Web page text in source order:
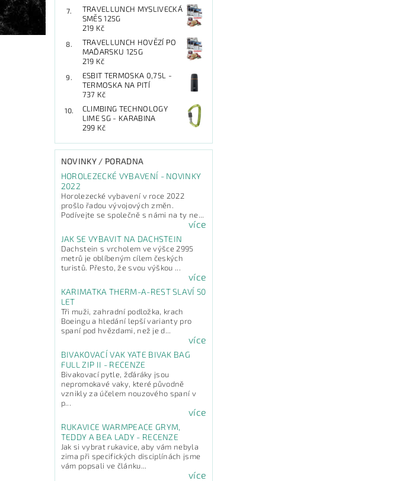
TRAVELLUNCH MYSLIVECKÁ
SMĚS 125G
219 Kč
TRAVELLUNCH HOVĚZÍ PO
MAĎARSKU 125G
219 Kč
ESBIT TERMOSKA 0,75L -
TERMOSKA NA PITÍ
737 Kč
CLIMBING TECHNOLOGY
LIME SG - KARABINA
299 Kč
NOVINKY / PORADNA
HOROLEZECKÉ VYBAVENÍ - NOVINKY
2022
Horolezecké vybavení v roce 2022
prošlo řadou vývojových změn.
Podívejte se společně s námi na ty ne...
více
JAK SE VYBAVIT NA DACHSTEIN
Dachstein s vrcholem ve výšce 2995
metrů je oblíbeným cílem českých
turistů. Přesto, že svou výškou ...
více
KARIMATKA THERM-A-REST SLAVÍ 50
LET
Tři muži, zahradní podložka, krach
Boeingu a hledání lepší varianty pro
spaní pod hvězdami, než je d...
více
BIVAKOVACÍ VAK YATE BIVAK BAG
FULL ZIP II - RECENZE
Bivakovací pytle, žďáráky jsou
nepromokavé vaky, které původně
vznikly za účelem nouzového spaní v
p...
více
RUKAVICE WARMPEACE GRYM,
TEDDY A BEA LADY - RECENZE
Jak si vybrat rukavice, aby vám nebyla
zima při specifických disciplínách jsme
vám popsali ve článku...
více